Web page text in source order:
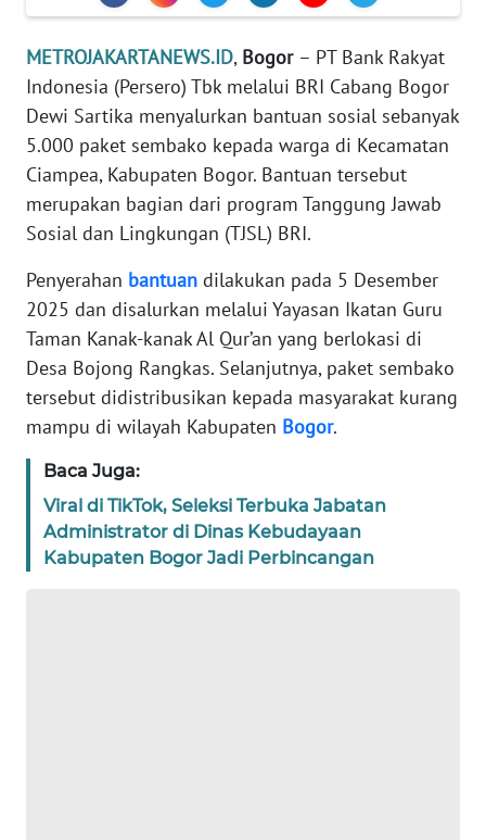
METROJAKARTANEWS.ID, Bogor – PT Bank Rakyat
Indonesia (Persero) Tbk melalui BRI Cabang Bogor
Dewi Sartika menyalurkan bantuan sosial sebanyak
5.000 paket sembako kepada warga di Kecamatan
Ciampea, Kabupaten Bogor. Bantuan tersebut
merupakan bagian dari program Tanggung Jawab
Sosial dan Lingkungan (TJSL) BRI.
Penyerahan bantuan dilakukan pada 5 Desember
2025 dan disalurkan melalui Yayasan Ikatan Guru
Taman Kanak-kanak Al Qur’an yang berlokasi di
Desa Bojong Rangkas. Selanjutnya, paket sembako
tersebut didistribusikan kepada masyarakat kurang
mampu di wilayah Kabupaten Bogor.
Baca Juga:
Viral di TikTok, Seleksi Terbuka Jabatan
Administrator di Dinas Kebudayaan
Kabupaten Bogor Jadi Perbincangan
REDAKSI
KARIR
DISCLAIMER
News
Regional
WN
SUMUT
WN
JAKARTA
JABAR
WN
BANTEN